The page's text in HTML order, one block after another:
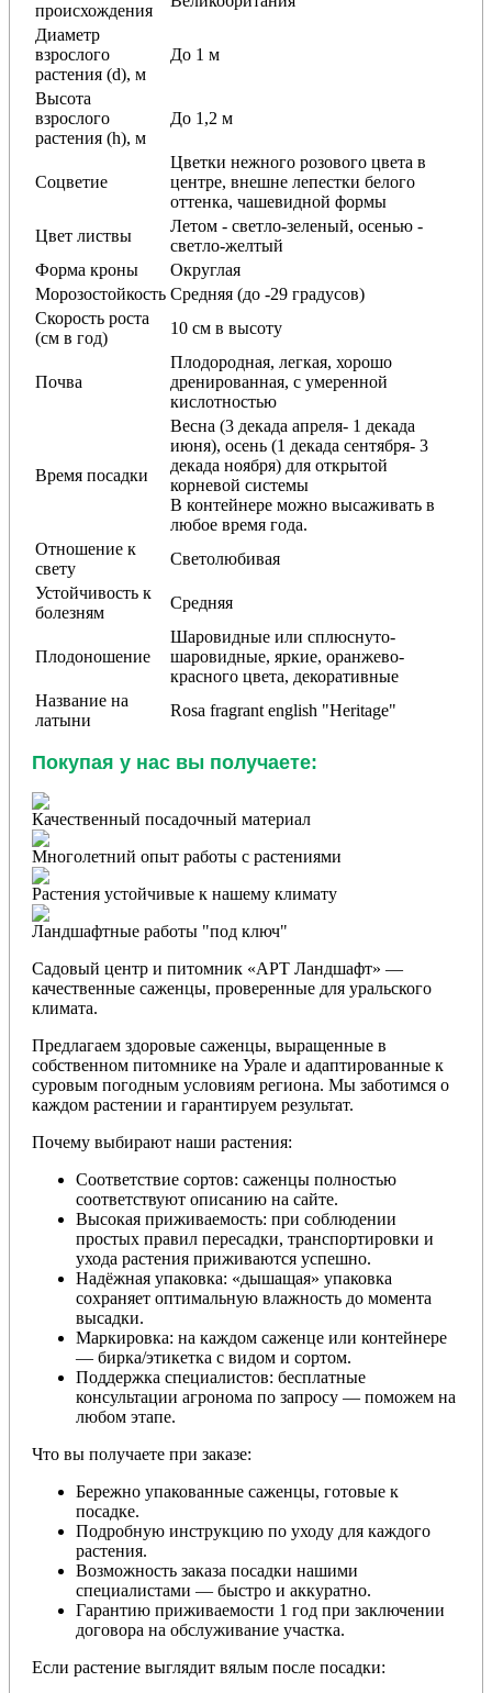
происхождения
Диаметр
взрослого
растения (d), м
До 1 м
Высота
взрослого
растения (h), м
До 1,2 м
Соцветие
Цветки нежного розового цвета в
центре, внешне лепестки белого
оттенка, чашевидной формы
Цвет листвы
Летом - светло-зеленый, осенью -
светло-желтый
Форма кроны
Округлая
Морозостойкость Средняя (до -29 градусов)
Скорость роста
(см в год)
10 см в высоту
Почва
Плодородная, легкая, хорошо
дренированная, с умеренной
кислотностью
Время посадки
Весна (3 декада апреля- 1 декада
июня), осень (1 декада сентября- 3
декада ноября) для открытой
корневой системы
В контейнере можно высаживать в
любое время года.
Отношение к
свету
Светолюбивая
Устойчивость к
болезням
Средняя
Плодоношение
Шаровидные или сплюснуто-
шаровидные, яркие, оранжево-
красного цвета, декоративные
Название на
латыни
Rosa fragrant english "Heritage"
Покупая у нас вы получаете:
Качественный посадочный материал
Многолетний опыт работы с растениями
Растения устойчивые к нашему климату
Ландшафтные работы "под ключ"
Садовый центр и питомник «АРТ Ландшафт» —
качественные саженцы, проверенные для уральского
климата.
Предлагаем здоровые саженцы, выращенные в
собственном питомнике на Урале и адаптированные к
суровым погодным условиям региона. Мы заботимся о
каждом растении и гарантируем результат.
Почему выбирают наши растения:
Соответствие сортов: саженцы полностью
соответствуют описанию на сайте.
Высокая приживаемость: при соблюдении
простых правил пересадки, транспортировки и
ухода растения приживаются успешно.
Надёжная упаковка: «дышащая» упаковка
сохраняет оптимальную влажность до момента
высадки.
Маркировка: на каждом саженце или контейнере
— бирка/этикетка с видом и сортом.
Поддержка специалистов: бесплатные
консультации агронома по запросу — поможем на
любом этапе.
Что вы получаете при заказе:
Бережно упакованные саженцы, готовые к
посадке.
Подробную инструкцию по уходу для каждого
растения.
Возможность заказа посадки нашими
специалистами — быстро и аккуратно.
Гарантию приживаемости 1 год при заключении
договора на обслуживание участка.
Если растение выглядит вялым после посадки: